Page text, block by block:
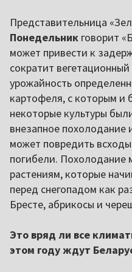
Представительница
Понедельник говорит
может привести к
сократит
урожайность
картофеля, с которым и
некоторые культуры
внезапное похолодание
может повредить
погибели. Похолодание
растениям, которые
перед снегопадом как
Бресте, абрикосы и
Это вряд ли все
этом году ждут